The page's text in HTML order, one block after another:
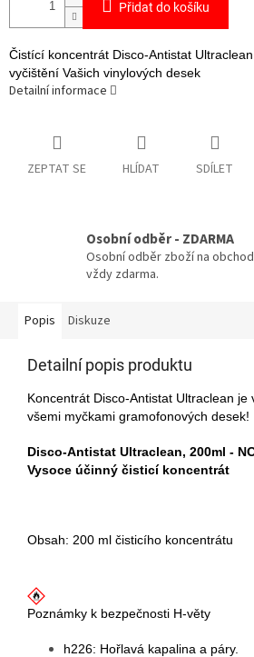
Přidat do košíku
Čistící koncentrát Disco-Antistat
vyčištění Vašich vinylových desek
Detailní informace
ZEPTAT SE HLÍDAT SDÍLET
Osobní odběr - ZDARMA
Osobní odběr zboží na
vždy zdarma.
Popis Diskuze
Detailní popis produktu
Koncentrát Disco-Antistat Ultraclean
všemi myčkami gramofonových desek!
Disco-Antistat Ultraclean, 200ml -
Vysoce účinný čisticí koncentrát
Obsah: 200 ml čisticího koncentrátu
Poznámky k bezpečnosti H-věty
h226: Hořlavá kapalina a páry.